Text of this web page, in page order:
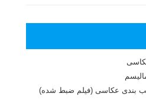
بندی عکاسی (فیلم ضبط شده)